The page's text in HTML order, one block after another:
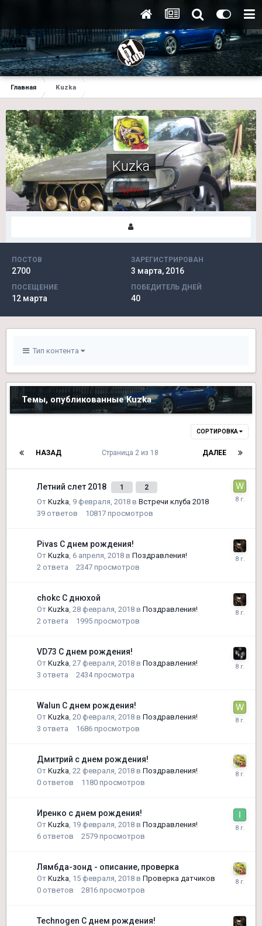
Главная Kuzka
Kuzka
Админ
ПОСТОВ
2700
ЗАРЕГИСТРИРОВАН
3 марта, 2016
ПОСЕЩЕНИЕ
12 марта
ПОБЕДИТЕЛЬ ДНЕЙ
40
Тип контента
Темы, опубликованные Kuzka
СОРТИРОВКА
НАЗАД ДАЛЕЕ
Страница 2 из 18
Летний слет 2018 1 2
От Kuzka, 9 февраля, 2018 в Встречи клуба 2018
39 ответов 10817 просмотров
Pivas С днем рождения!
От Kuzka, 6 апреля, 2018 в Поздравления!
2 ответа 2347 просмотров
chokc С днюхой
От Kuzka, 28 февраля, 2018 в Поздравления!
2 ответа 1995 просмотров
VD73 С днем рождения!
От Kuzka, 27 февраля, 2018 в Поздравления!
3 ответа 2434 просмотра
Walun С днем рождения!
От Kuzka, 20 февраля, 2018 в Поздравления!
3 ответа 1686 просмотров
Дмитрий с днем рождения!
От Kuzka, 22 февраля, 2018 в Поздравления!
0 ответов 1180 просмотров
Иренко с днем рождения!
От Kuzka, 19 февраля, 2018 в Поздравления!
6 ответов 2579 просмотров
Лямбда-зонд - описание, проверка
От Kuzka, 15 февраля, 2018 в Проверка датчиков
0 ответов 2816 просмотров
Technogen С днем рождения!